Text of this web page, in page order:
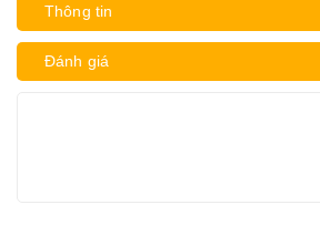
Thông tin
Đánh giá